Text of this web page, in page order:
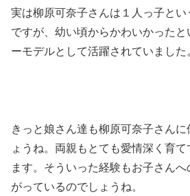
実は柳原可奈子さんは１人っ子と
ですが、幼い頃からかわいかった
ーモデルとして活躍されていました
きっと娘さん達も柳原可奈子さん
ょうね。両親もとても愛情深く育
ます。そういった経験もお子さん
がっているのでしょうね。